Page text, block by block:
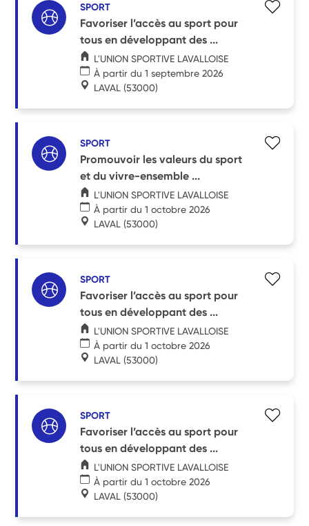
SPORT
Favoriser l’accès au sport pour
tous en développant des ...
L'UNION SPORTIVE LAVALLOISE
À partir du 1 septembre 2026
LAVAL (53000)
SPORT
Promouvoir les valeurs du sport
et du vivre-ensemble ...
L'UNION SPORTIVE LAVALLOISE
À partir du 1 octobre 2026
LAVAL (53000)
SPORT
Favoriser l’accès au sport pour
tous en développant des ...
L'UNION SPORTIVE LAVALLOISE
À partir du 1 octobre 2026
LAVAL (53000)
SPORT
Favoriser l’accès au sport pour
tous en développant des ...
L'UNION SPORTIVE LAVALLOISE
À partir du 1 octobre 2026
LAVAL (53000)